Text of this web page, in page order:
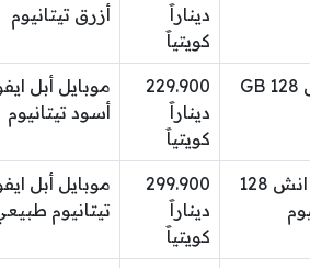
ديناراََ
كويتياََ
أزرق تيتانيوم
موبايل أبل ايفون 15 6.1 انش 128 GB
229.900
ديناراََ
كويتياََ
أسود تيتانيوم
موبايل أبل ايفون 15 برو 6.1 انش 128
299.900
ديناراََ
كويتياََ
تيتانيوم